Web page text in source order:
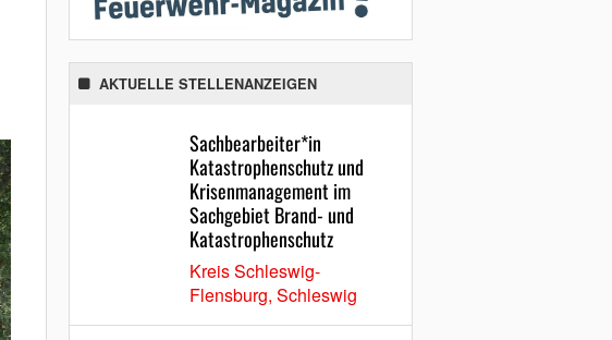
AKTUELLE STELLENANZEIGEN
Sachbearbeiter*in
Katastrophenschutz und
Krisenmanagement im
Sachgebiet Brand- und
Katastrophenschutz
Kreis Schleswig-
Flensburg, Schleswig